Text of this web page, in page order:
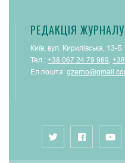
РЕДАКЦІЯ
Київ, вул. Кирилівська, 13-Б
Тел.: +38 067 24 79 989
Ел.пошта: